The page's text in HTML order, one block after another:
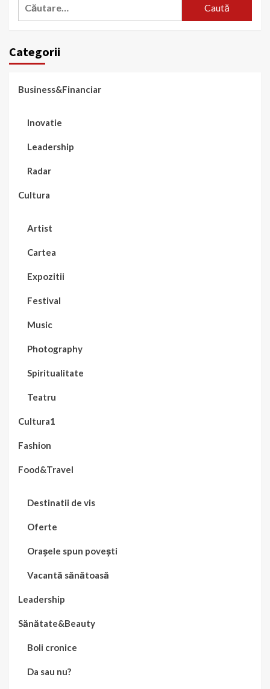
Categorii
Business&Financiar
Inovatie
Leadership
Radar
Cultura
Artist
Cartea
Expozitii
Festival
Music
Photography
Spiritualitate
Teatru
Cultura1
Fashion
Food&Travel
Destinatii de vis
Oferte
Orașele spun povești
Vacantă sănătoasă
Leadership
Sănătate&Beauty
Boli cronice
Da sau nu?